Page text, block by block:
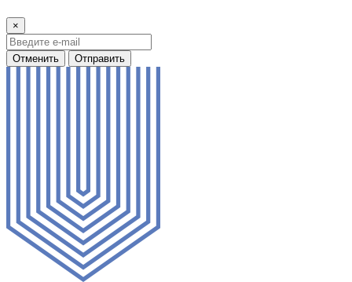
×
Отменить Отправить